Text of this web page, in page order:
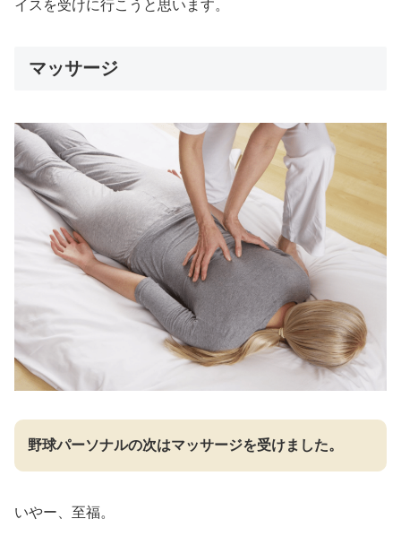
イスを受けに行こうと思います。
マッサージ
野球パーソナルの次はマッサージを受けました。
いやー、至福。